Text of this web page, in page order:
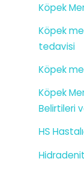
Köpek
Köpek
tedavisi
Köpek
Köpek
Belirtileri
HS